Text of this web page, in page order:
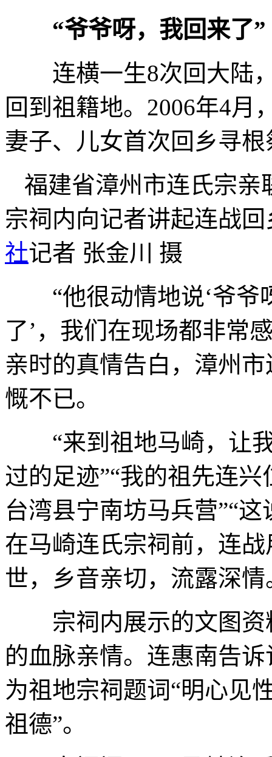
“爷爷呀，我回来了”
连横一生8次回大陆，
回到祖籍地。2006年4月
妻子、儿女首次回乡寻根
福建省漳州市连氏宗亲
宗祠内向记者讲起连战
社记者 张金川 摄
“他很动情地说‘爷爷
了’，我们在现场都非常
亲时的真情告白，漳州
慨不已。
“来到祖地马崎，让我
过的足迹”“我的祖先连
台湾县宁南坊马兵营”“
在马崎连氏宗祠前，连
世，乡音亲切，流露深情
宗祠内展示的文图资
的血脉亲情。连惠南告
为祖地宗祠题词“明心见
祖德”。